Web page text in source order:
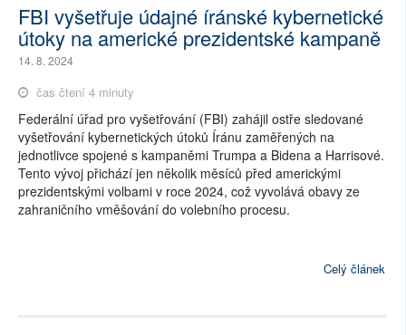
FBI vyšetřuje údajné íránské kybernetické
útoky na americké prezidentské kampaně
14. 8. 2024
čas čtení 4 minuty
Federální úřad pro vyšetřování (FBI) zahájil ostře sledované
vyšetřování kybernetických útoků Íránu zaměřených na
jednotlivce spojené s kampaněmi Trumpa a Bidena a Harrisové.
Tento vývoj přichází jen několik měsíců před americkými
prezidentskými volbami v roce 2024, což vyvolává obavy ze
zahraničního vměšování do volebního procesu.
Celý článek